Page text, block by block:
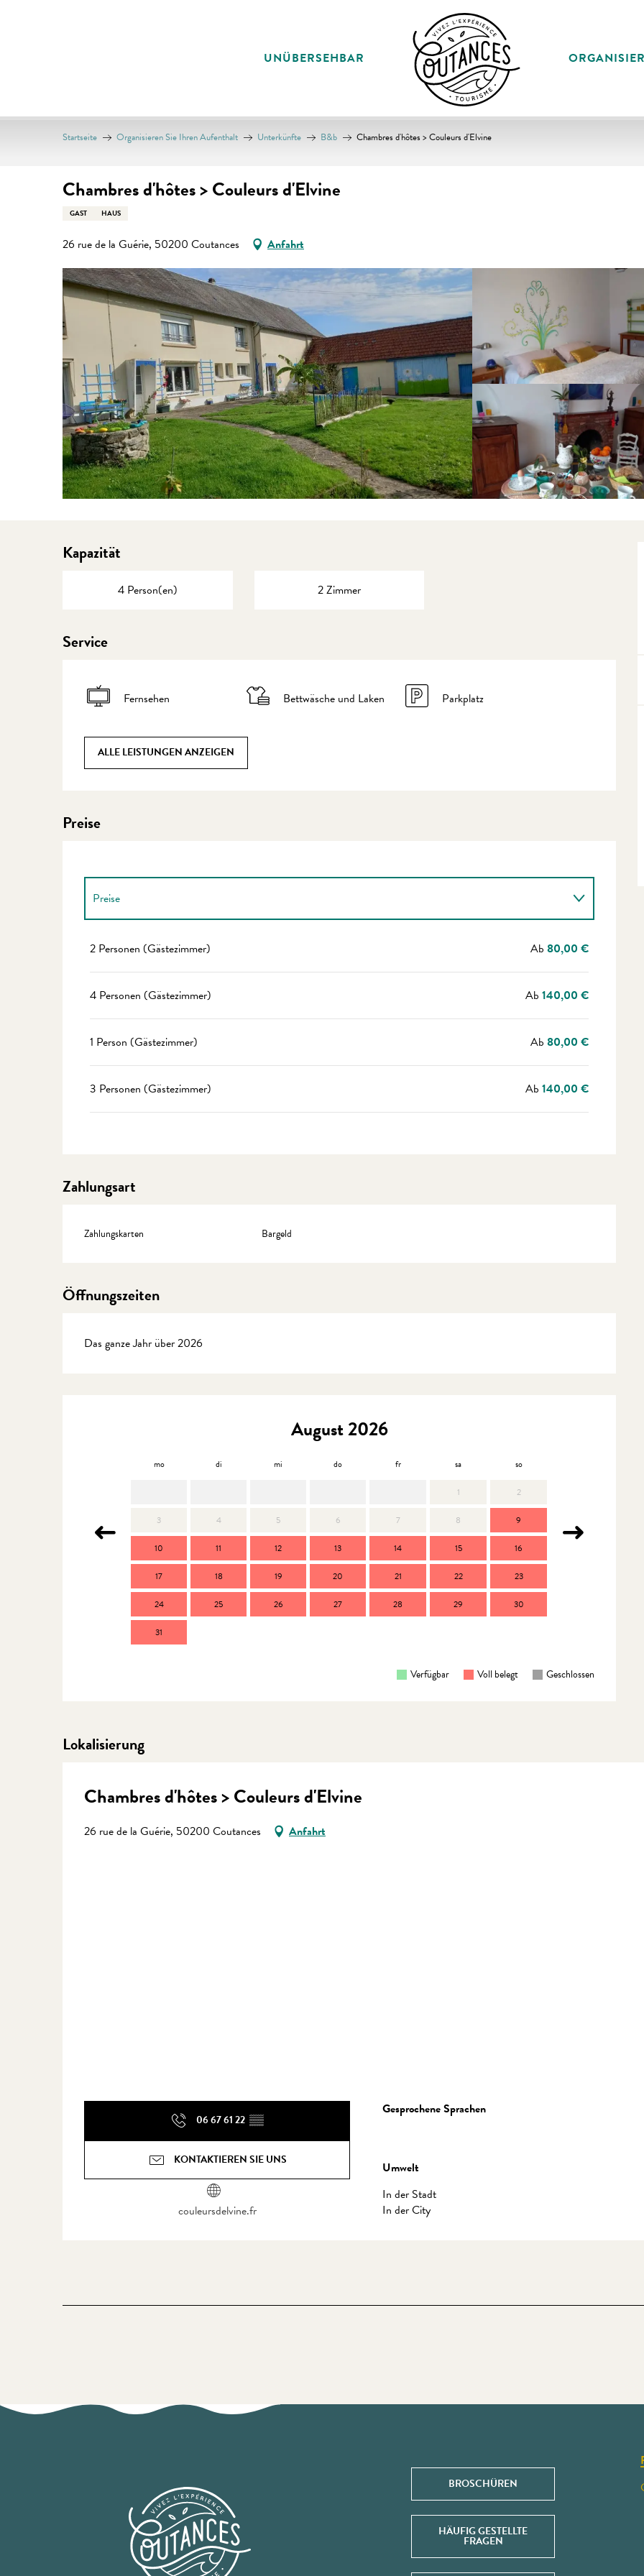
UNÜBERSEHBAR
Startseite Organisieren Sie Ihren Aufenthalt Unterkünfte B&b Chambres d'hôtes > Couleurs d'Elvine
Chambres d'hôtes > Couleurs d'Elvine
GAST HAUS
26 rue de la Guérie, 50200 Coutances Anfahrt
Kapazität
4 Person(en) 2 Zimmer
Service
Fernsehen Bettwäsche und Laken Parkplatz
ALLE LEISTUNGEN ANZEIGEN
Preise
Preise
Preise 2027
2 Personen (Gästezimmer) Ab80,00 €
4 Personen (Gästezimmer) Ab140,00 €
1 Person (Gästezimmer) Ab80,00 €
3 Personen (Gästezimmer) Ab140,00 €
Zahlungsart
Zahlungskarten Bargeld
Öffnungszeiten
Das ganze Jahr über 2026
August 2026
mo di mi do fr sa so
1 2
3 4 5 6 7 8 9
10 11 12 13 14 15 16
17 18 19 20 21 22 23
24 25 26 27 28 29 30
31
Verfügbar Voll belegt Geschlossen
Lokalisierung
Chambres d'hôtes > Couleurs d'Elvine
26 rue de la Guérie, 50200 Coutances Anfahrt
06 67 61 22 ▒▒
KONTAKTIEREN SIE UNS
couleursdelvine.fr
Gesprochene Sprachen
Gesprochene Sprachen
Umwelt
Umwelt
In der Stadt
In der City
BROSCHÜREN
HÄUFIG GESTELLTE
FRAGEN